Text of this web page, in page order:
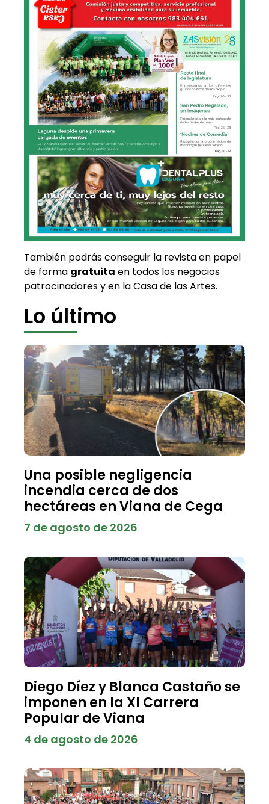
También podrás conseguir la revista en papel
de forma gratuita en todos los negocios
patrocinadores y en la Casa de las Artes.
Lo último
Una posible negligencia
incendia cerca de dos
hectáreas en Viana de Cega
7 de agosto de 2026
Diego Díez y Blanca Castaño se
imponen en la XI Carrera
Popular de Viana
4 de agosto de 2026